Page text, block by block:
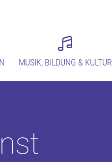
MUSIK, BILDUNG & KULTUR